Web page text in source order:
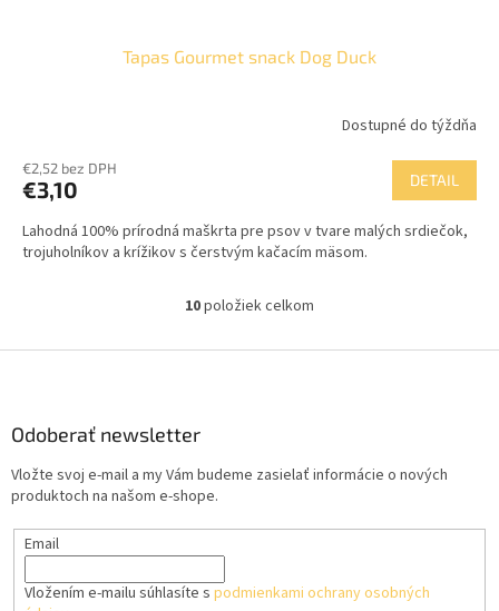
Tapas Gourmet snack Dog Duck
Dostupné do týždňa
€2,52 bez DPH
€3,10 DETAIL
Lahodná 100% prírodná maškrta pre psov v tvare malých srdiečok,
trojuholníkov a krížikov s čerstvým kačacím mäsom.
O
l
e
r
y
10položiek celkom
Odoberať newsletter
Vložte svoj e-mail a my Vám budeme zasielať informácie o nových
produktoch na našom e-shope.
Email
Vložením e-mailu súhlasíte s podmienkami ochrany osobných